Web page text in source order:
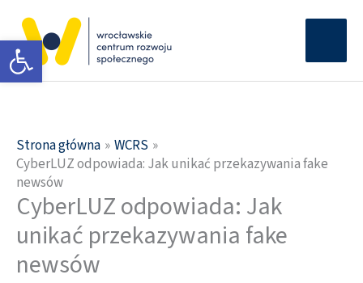
Otwórz pasek narzędzi
treści
Strona główna
WCRS
CyberLUZ odpowiada: Jak unikać przekazywania fake
newsów
CyberLUZ odpowiada: Jak
unikać przekazywania fake
newsów